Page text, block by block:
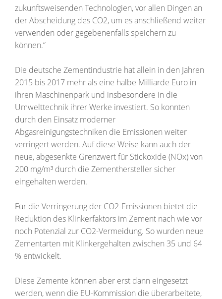
zukunftsweisenden Technologien, vor allen Dingen an
der Abscheidung des CO2, um es anschließend weiter
verwenden oder gegebenenfalls speichern zu
können.“
Die deutsche Zementindustrie hat allein in den Jahren
2015 bis 2017 mehr als eine halbe Milliarde Euro in
ihren Maschinenpark und insbesondere in die
Umwelttechnik ihrer Werke investiert. So konnten
durch den Einsatz moderner
Abgasreinigungstechniken die Emissionen weiter
verringert werden. Auf diese Weise kann auch der
neue, abgesenkte Grenzwert für Stickoxide (NOx) von
200 mg/m³ durch die Zementhersteller sicher
eingehalten werden.
Für die Verringerung der CO2-Emissionen bietet die
Reduktion des Klinkerfaktors im Zement nach wie vor
noch Potenzial zur CO2-Vermeidung. So wurden neue
Zementarten mit Klinkergehalten zwischen 35 und 64
% entwickelt.
Diese Zemente können aber erst dann eingesetzt
werden, wenn die EU-Kommission die überarbeitete,